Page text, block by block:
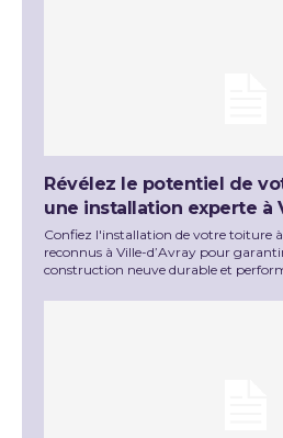
Révélez le potentiel de
une installation experte à
Confiez l'installation de votre toiture à
reconnus à Ville-d’Avray pour
construction neuve durable et